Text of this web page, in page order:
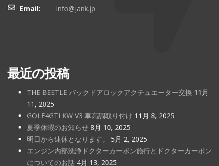
Email:
info@jank.jp
最近の投稿
THE BEETLE バックドアロックアクチュエーター交換 11月
11, 2025
GOLF4GTI KW V3 車高調取り付け 11月 8, 2025
夏季休暇のお知らせ 8月 10, 2025
明日から連休となります。
5月 2, 2025
エンジン内部洗浄ドクターカーボン施行とドクターカーボン
についてのお話 4月 13, 2025